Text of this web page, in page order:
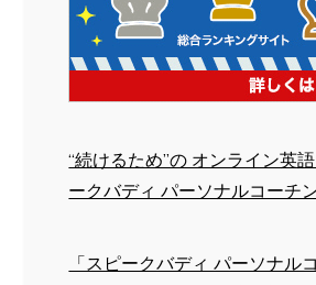
“続けるため”の オンライン英
ークバディ パーソナルコーチン
「スピークバディ パーソナル